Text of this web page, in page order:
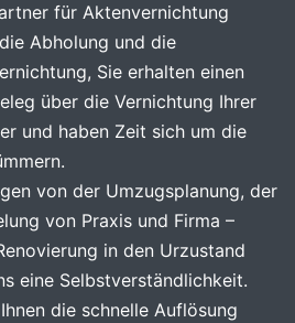
für Aktenvernichtung
Abholung und die
Sie erhalten einen
über die Vernichtung Ihrer
und haben Zeit sich um die
von der Umzugsplanung, der
von Praxis und Firma –
in den Urzustand
eine Selbstverständlichkeit.
die schnelle Auflösung